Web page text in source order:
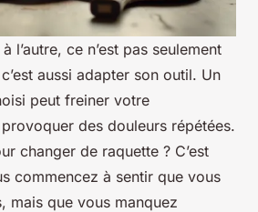
l’autre, ce n’est pas seulement
aussi adapter son outil. Un
peut freiner votre
des douleurs répétées.
changer de raquette ? C’est
commencez à sentir que vous
mais que vous manquez